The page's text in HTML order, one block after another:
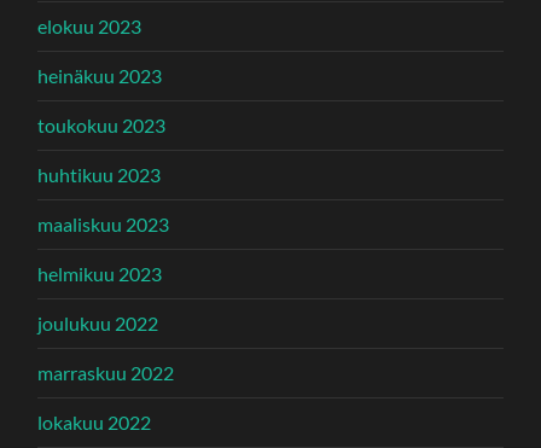
elokuu 2023
heinäkuu 2023
toukokuu 2023
huhtikuu 2023
maaliskuu 2023
helmikuu 2023
joulukuu 2022
marraskuu 2022
lokakuu 2022